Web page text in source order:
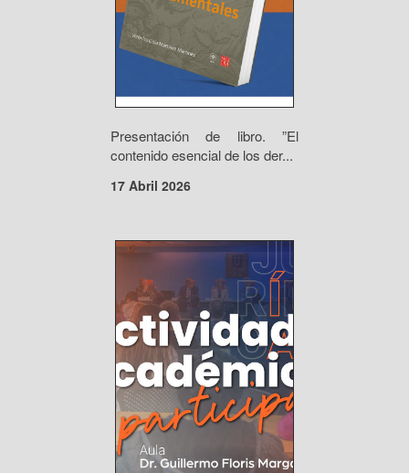
Presentación de libro. ”El
contenido esencial de los der...
17 Abril 2026